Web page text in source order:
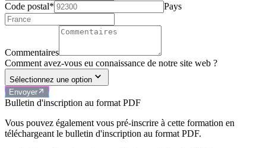
Code postal* Pays
Commentaires
Comment avez-vous eu connaissance de notre site web ?
Sélectionnez une option
Envoyer
Bulletin d'inscription au format PDF
Vous pouvez également vous pré-inscrire à cette formation en
téléchargeant le bulletin d'inscription au format PDF.